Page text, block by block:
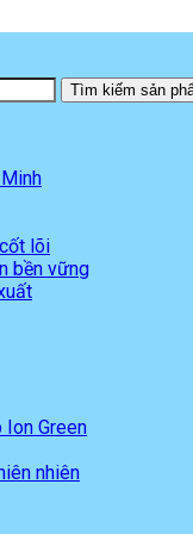
Tìm kiếm sản
lõi
bền vững
Ion Green
nhiên